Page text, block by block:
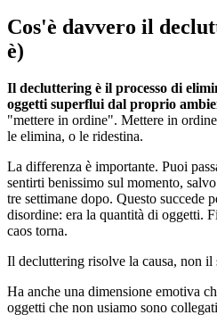
Cos'è davvero il
è)
Il decluttering è il processo di
oggetti superflui dal proprio
"mettere in ordine". Mettere in
le elimina, o le ridestina.
La differenza è importante. Puoi
sentirti benissimo sul momento,
tre settimane dopo. Questo succede
disordine: era la quantità di oggetti.
caos torna.
Il decluttering risolve la causa, non il
Ha anche una dimensione emotiva
oggetti che non usiamo sono